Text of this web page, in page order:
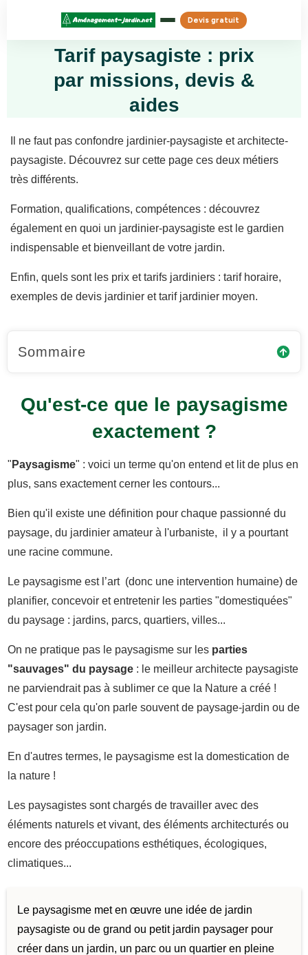
Devis gratuit
Tarif paysagiste : prix
par missions, devis &
aides
Il ne faut pas confondre jardinier-paysagiste et architecte-
paysagiste. Découvrez sur cette page ces deux métiers
très différents.
Formation, qualifications, compétences : découvrez
également en quoi un jardinier-paysagiste est le gardien
indispensable et bienveillant de votre jardin.
Enfin, quels sont les prix et tarifs jardiniers : tarif horaire,
exemples de devis jardinier et tarif jardinier moyen.
Sommaire
Qu'est-ce que le paysagisme
exactement ?
" Paysagisme" : voici un terme qu'on entend et lit de plus en
plus, sans exactement cerner les contours...
Bien qu'il existe une définition pour chaque passionné du
paysage, du jardinier amateur à l'urbaniste, il y a pourtant
une racine commune.
Le paysagisme est l’art (donc une intervention humaine) de
planifier, concevoir et entretenir les parties "domestiquées"
du paysage : jardins, parcs, quartiers, villes...
On ne pratique pas le paysagisme sur les parties
"sauvages" du paysage : le meilleur architecte paysagiste
ne parviendrait pas à sublimer ce que la Nature a créé !
C'est pour cela qu'on parle souvent de paysage-jardin ou de
paysager son jardin.
En d'autres termes, le paysagisme est la domestication de
la nature !
Les paysagistes sont chargés de travailler avec des
éléments naturels et vivant, des éléments architecturés ou
encore des préoccupations esthétiques, écologiques,
climatiques...
Le paysagisme met en œuvre une idée de jardin
paysagiste ou de grand ou petit jardin paysager pour
créer dans un jardin, un parc ou un quartier en pleine